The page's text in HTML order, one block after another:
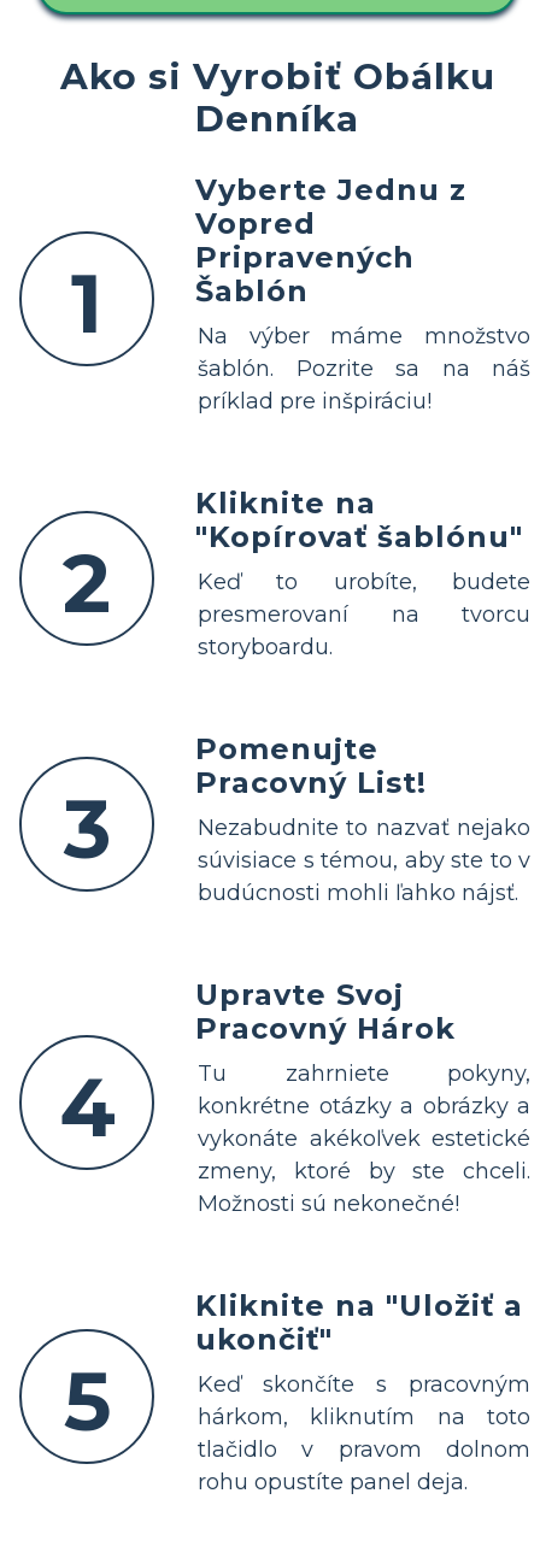
Ako si Vyrobiť Obálku
Denníka
1
Vyberte Jednu z
Vopred
Pripravených
Šablón
Na výber máme množstvo
šablón. Pozrite sa na náš
príklad pre inšpiráciu!
2
Kliknite na
"Kopírovať šablónu"
Keď to urobíte, budete
presmerovaní na tvorcu
storyboardu.
3
Pomenujte
Pracovný List!
Nezabudnite to nazvať nejako
súvisiace s témou, aby ste to v
budúcnosti mohli ľahko nájsť.
4
Upravte Svoj
Pracovný Hárok
Tu zahrniete pokyny,
konkrétne otázky a obrázky a
vykonáte akékoľvek estetické
zmeny, ktoré by ste chceli.
Možnosti sú nekonečné!
5
Kliknite na "Uložiť a
ukončiť"
Keď skončíte s pracovným
hárkom, kliknutím na toto
tlačidlo v pravom dolnom
rohu opustíte panel deja.